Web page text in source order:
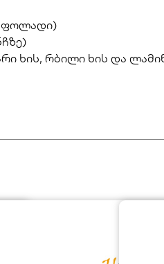
ფოლადი)
ხის, რბილი ხის და